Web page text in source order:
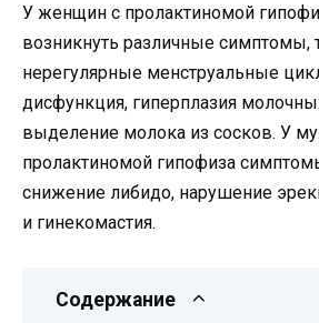
У женщин с пролактиномой
возникнуть различные симптомы,
нерегулярные менструальные
дисфункция, гиперплазия
выделение молока из сосков. У
пролактиномой гипофиза
снижение либидо, нарушение
и гинекомастия.
Содержание